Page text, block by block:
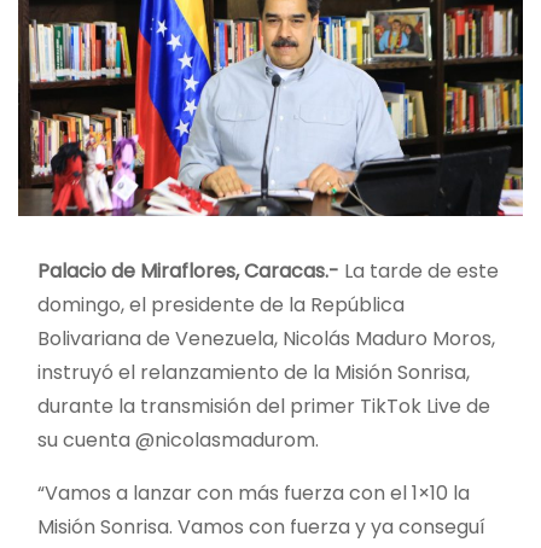
Palacio de Miraflores, Caracas.- La tarde de este
domingo, el presidente de la República
Bolivariana de Venezuela, Nicolás Maduro Moros,
instruyó el relanzamiento de la Misión Sonrisa,
durante la transmisión del primer TikTok Live de
su cuenta @nicolasmadurom.
“Vamos a lanzar con más fuerza con el 1×10 la
Misión Sonrisa. Vamos con fuerza y ya conseguí